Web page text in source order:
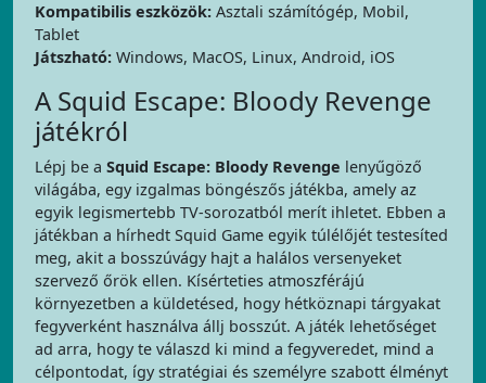
Kompatibilis eszközök: Asztali számítógép, Mobil,
Tablet
Játszható: Windows, MacOS, Linux, Android, iOS
A Squid Escape: Bloody Revenge
játékról
Lépj be a Squid Escape: Bloody Revenge lenyűgöző
világába, egy izgalmas böngészős játékba, amely az
egyik legismertebb TV-sorozatból merít ihletet. Ebben a
játékban a hírhedt Squid Game egyik túlélőjét testesíted
meg, akit a bosszúvágy hajt a halálos versenyeket
szervező őrök ellen. Kísérteties atmoszférájú
környezetben a küldetésed, hogy hétköznapi tárgyakat
fegyverként használva állj bosszút. A játék lehetőséget
ad arra, hogy te válaszd ki mind a fegyveredet, mind a
célpontodat, így stratégiai és személyre szabott élményt